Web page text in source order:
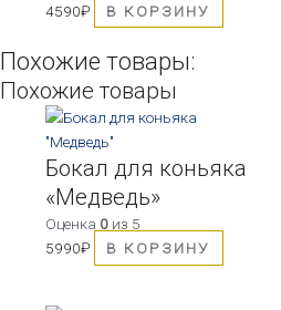
4590₽ В КОРЗИНУ
Похожие товары:
Похожие товары
Бокал для коньяка
«Медведь»
Оценка 0 из 5
5990₽ В КОРЗИНУ